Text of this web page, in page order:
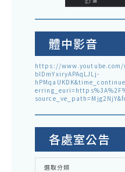
體中影音
https://
blDmYxiryAPAqLJLj-
各處室公告
各
選取分類